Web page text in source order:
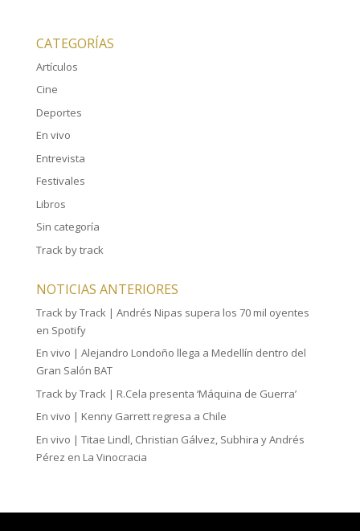
CATEGORÍAS
Artículos
Cine
Deportes
En vivo
Entrevista
Festivales
Libros
Sin categoría
Track by track
NOTICIAS ANTERIORES
Track by Track | Andrés Nipas supera los 70 mil oyentes
en Spotify
En vivo | Alejandro Londoño llega a Medellín dentro del
Gran Salón BAT
Track by Track | R.Cela presenta ‘Máquina de Guerra’
En vivo | Kenny Garrett regresa a Chile
En vivo | Titae Lindl, Christian Gálvez, Subhira y Andrés
Pérez en La Vinocracia